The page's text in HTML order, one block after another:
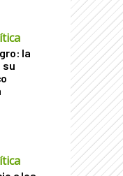
la
su